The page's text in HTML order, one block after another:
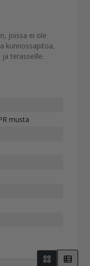
joissa ei ole
kunnossapitoa,
terasseille.
musta